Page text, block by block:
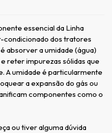
essencial da Linha
condicionado dos tratores
absorver a umidade (água)
reter impurezas sólidas que
A umidade é particularmente
a expansão do gás ou
componentes como o
ou tiver alguma dúvida